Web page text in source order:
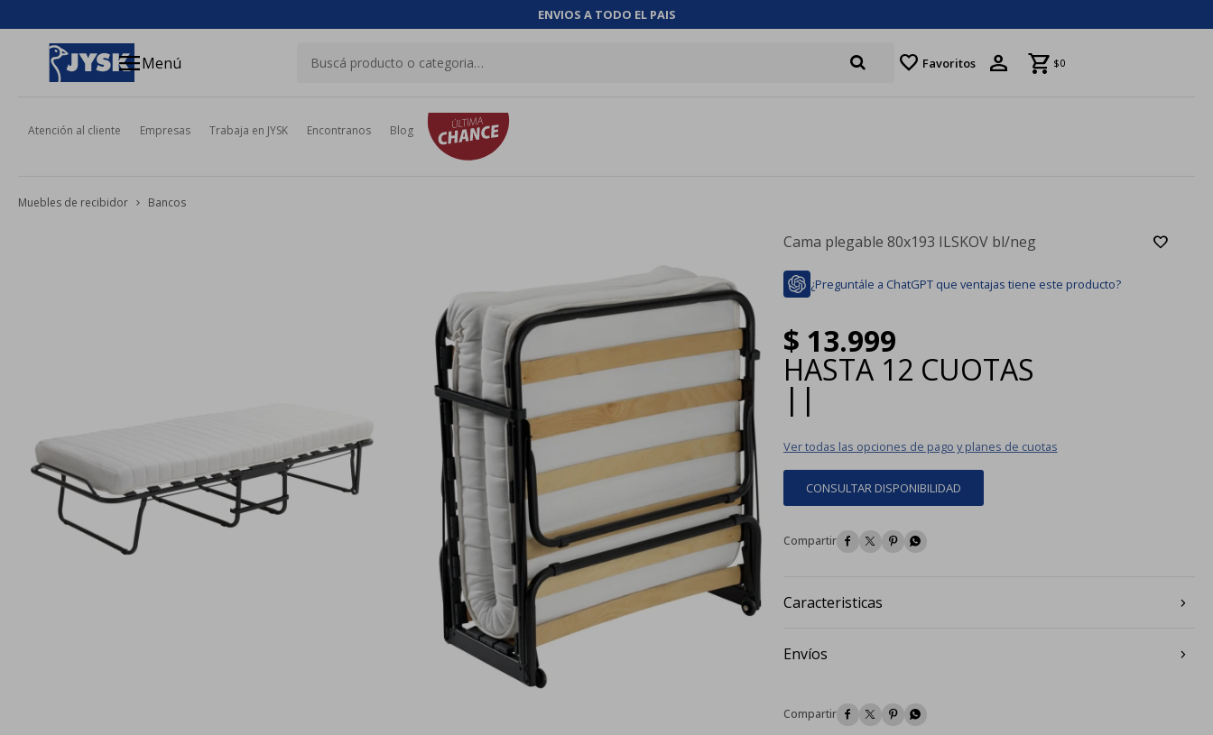
ENVIOS A TODO EL PAIS
menuMenú favorite Favoritos $0
Atención al cliente Empresas Trabaja en JYSK Encontranos Blog
Muebles de recibidor Bancos
Cama plegable 80x193 ILSKOV bl/neg
¿Preguntále a ChatGPT que ventajas tiene este producto?
$ 13.999
HASTA 12 CUOTAS
| |
Ver todas las opciones de pago y planes de cuotas
CONSULTAR DISPONIBILIDAD
   
Caracteristicas
Envíos
   
close